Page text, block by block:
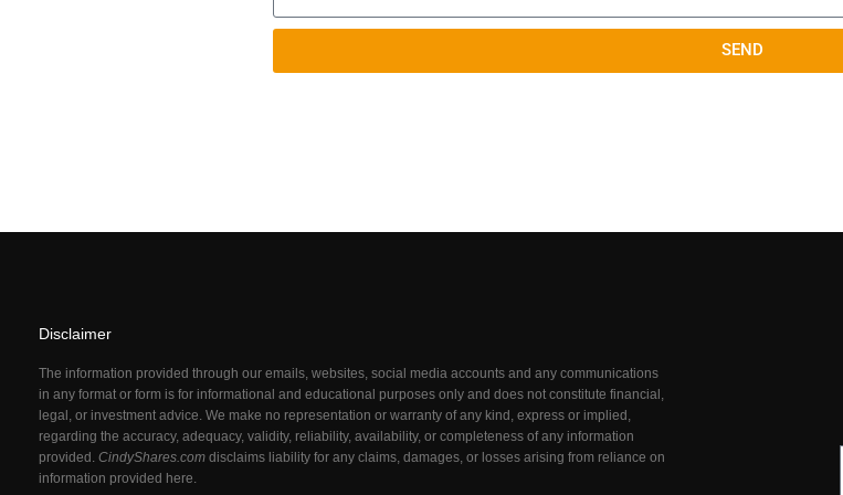
SEND
Disclaimer
The information provided through our emails, websites, social media accounts and any communications
in any format or form is for informational and educational purposes only and does not constitute financial,
legal, or investment advice. We make no representation or warranty of any kind, express or implied,
regarding the accuracy, adequacy, validity, reliability, availability, or completeness of any information
provided. CindyShares.com disclaims liability for any claims, damages, or losses arising from reliance on
information provided here.